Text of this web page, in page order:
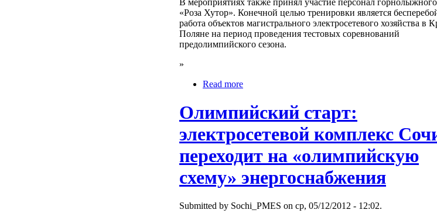
«Роза Хутор». Конечной целью тренировки является
работа объектов магистрального электросетевого хозяйства в
Поляне на период проведения тестовых соревнований
предолимпийского сезона.
»
Read more
Олимпийский старт:
электросетевой комплекс
переходит на «олимпийскую
схему» энергоснабжения
Submitted by Sochi_PMES on ср, 05/12/2012 - 12:02.